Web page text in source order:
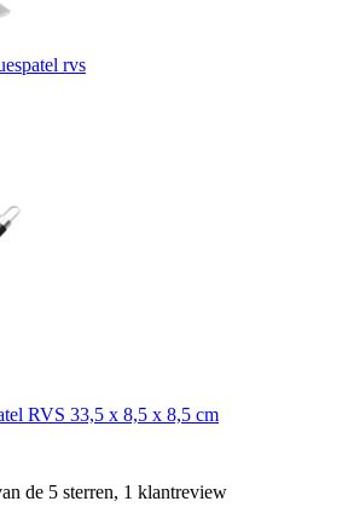
rvs
RVS 33,5 x 8,5 x 8,5 cm
de 5 sterren, 1 klantreview